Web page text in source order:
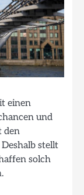
einen
und
den
stellt
solch